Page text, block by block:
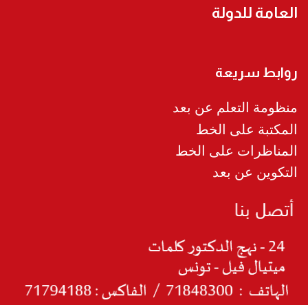
العامة للدولة
روابط سريعة
منظومة التعلم عن بعد
المكتبة على الخط
المناظرات على الخط
التكوين عن بعد